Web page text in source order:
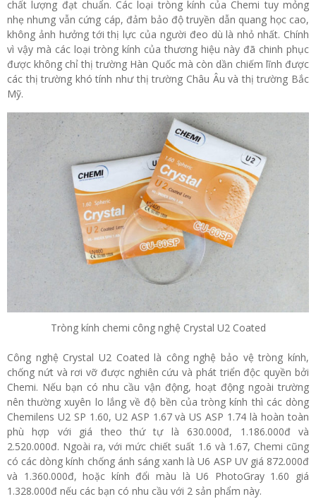
chất lượng đạt chuẩn. Các loại tròng kính của Chemi tuy mỏng
nhẹ nhưng vẫn cứng cáp, đảm bảo độ truyền dẫn quang học cao,
không ảnh hưởng tới thị lực của người đeo dù là nhỏ nhất. Chính
vì vậy mà các loại tròng kính của thương hiệu này đã chinh phục
được không chỉ thị trường Hàn Quốc mà còn dần chiếm lĩnh được
các thị trường khó tính như thị trường Châu Âu và thị trường Bắc
Mỹ.
Tròng kính chemi công nghệ Crystal U2 Coated
Công nghệ Crystal U2 Coated là công nghệ bảo vệ tròng kính,
chống nứt và rơi vỡ được nghiên cứu và phát triển độc quyền bởi
Chemi. Nếu bạn có nhu cầu vận động, hoạt động ngoài trường
nên thường xuyên lo lắng về độ bền của tròng kính thì các dòng
Chemilens U2 SP 1.60, U2 ASP 1.67 và US ASP 1.74 là hoàn toàn
phù hợp với giá theo thứ tự là 630.000đ, 1.186.000đ và
2.520.000đ. Ngoài ra, với mức chiết suất 1.6 và 1.67, Chemi cũng
có các dòng kính chống ánh sáng xanh là U6 ASP UV giá 872.000đ
và 1.360.000đ, hoặc kính đổi màu là U6 PhotoGray 1.60 giá
1.328.000đ nếu các bạn có nhu cầu với 2 sản phẩm này.